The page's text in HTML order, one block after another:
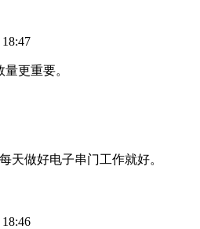
更重要。
天做好电子串门工作就好。